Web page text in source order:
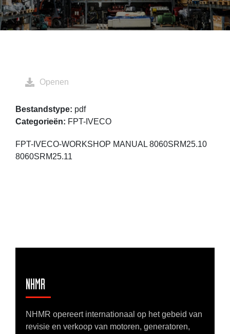
FPT-IVECO-WORKSHOP MANUAL 8060SRM25.10
8060SRM25.11
Openen
Bestandstype: pdf
Categorieën: FPT-IVECO
NHMR
NHMR opereert internationaal op het gebeid van
revisie en verkoop van motoren, generatoren,